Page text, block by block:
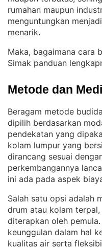
rumahan maupun
menguntungkan
menarik.
Maka, bagaimana cara
Simak panduan
Metode dan
Beragam metode
dipilih berdasarkan
pendekatan yang
kolam lumpur yang
dirancang sesuai
perkembangannya
ini ada pada aspek
Salah satu opsi adalah
drum atau kolam
diterapkan oleh pemula.
keunggulan dalam hal
kualitas air serta